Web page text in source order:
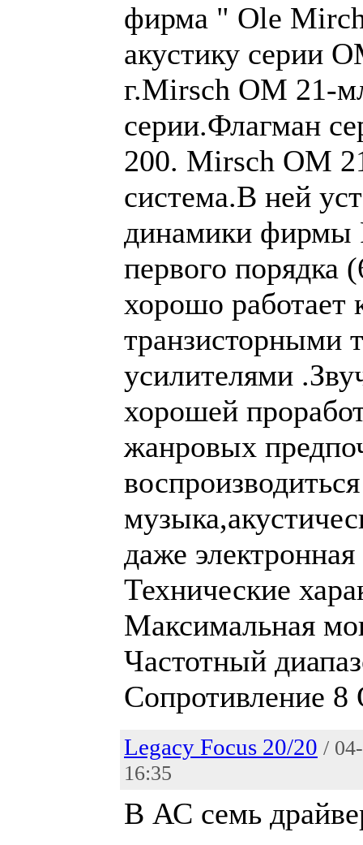
фирма " Ole
акустику серии
г.Mirsch OM 21-
серии.Флагман
200. Mirsch OM
система.В ней
динамики фирмы
первого порядка
хорошо работает
транзисторными
усилителями
хорошей
жанровых
даже
Технические
Максимальная
Частотный
Сопротивление 8
Legacy Focus 20/20 /
16:35
В АС семь